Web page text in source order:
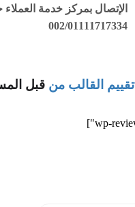
الإتصال بمركز خدمة
002/01111717334
تقييم القالب من قبل